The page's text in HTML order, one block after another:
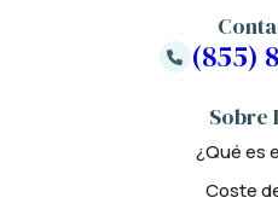
Sobre
¿Qué es
Coste
(855)